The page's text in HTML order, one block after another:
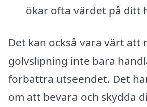
ökar ofta värdet på ditt
Det kan också vara värt att
golvslipning inte bara
förbättra utseendet. Det
om att bevara och skydda